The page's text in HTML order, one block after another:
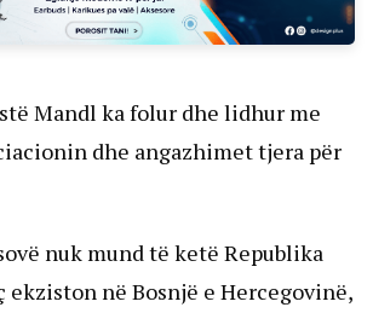
Mandl ka folur dhe lidhur me
dhe angazhimet tjera për
nuk mund të ketë Republika
ekziston në Bosnjë e Hercegovinë,